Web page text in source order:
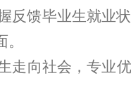
反馈毕业生就业
向社会，专业